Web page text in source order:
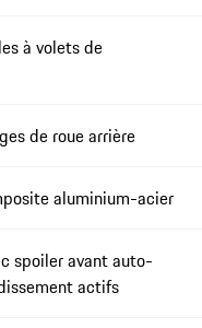
à volets de
de roue arrière
aluminium-acier
spoiler avant auto-
actifs